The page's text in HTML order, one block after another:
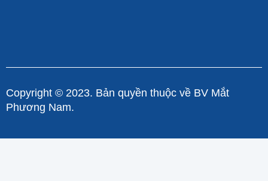
Copyright © 2023. Bản quyền thuộc về BV Mắt
Phương Nam.